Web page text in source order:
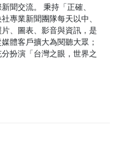
聞交流。 秉持「正確、
專業新聞團隊每天以中、
、圖表、影音與資訊，是
體客戶擴大為閱聽大眾；
扮演「台灣之眼，世界之